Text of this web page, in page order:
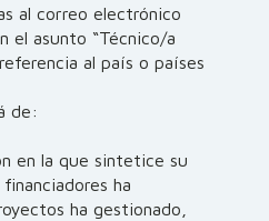
al correo electrónico
el asunto “Técnico/a
al país o países
de:
en la que sintetice su
ha
ha gestionado,